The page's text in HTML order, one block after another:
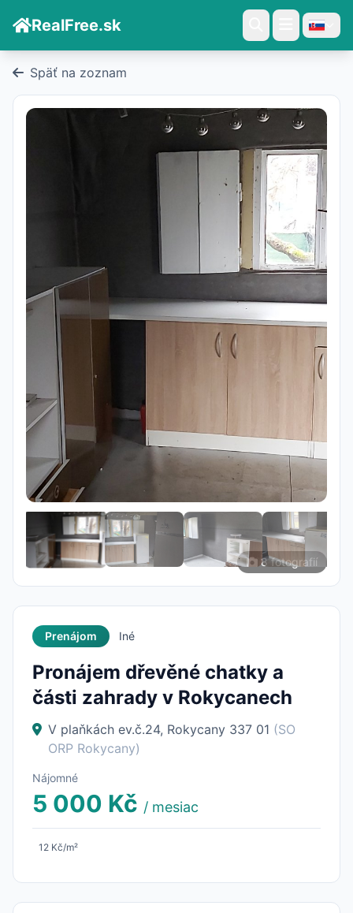
RealFree.sk
Späť na zoznam
8 fotografií
Prenájom Iné
Pronájem dřevěné chatky a
části zahrady v Rokycanech
V plaňkách ev.č.24, Rokycany 337 01 (SO
ORP Rokycany)
Nájomné
5 000 Kč / mesiac
12 Kč/m²